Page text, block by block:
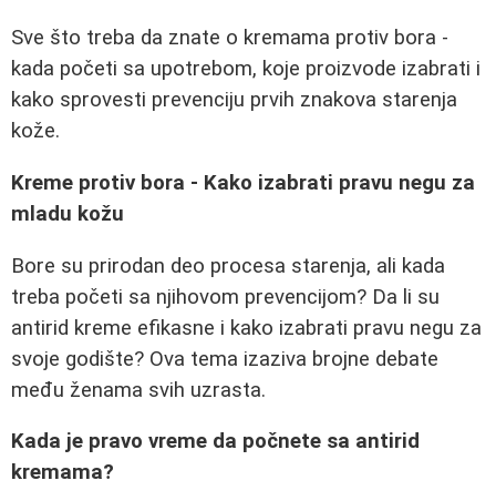
Sve što treba da znate o kremama protiv bora -
kada početi sa upotrebom, koje proizvode izabrati i
kako sprovesti prevenciju prvih znakova starenja
kože.
Kreme protiv bora - Kako izabrati pravu negu za
mladu kožu
Bore su prirodan deo procesa starenja, ali kada
treba početi sa njihovom prevencijom? Da li su
antirid kreme efikasne i kako izabrati pravu negu za
svoje godište? Ova tema izaziva brojne debate
među ženama svih uzrasta.
Kada je pravo vreme da počnete sa antirid
kremama?